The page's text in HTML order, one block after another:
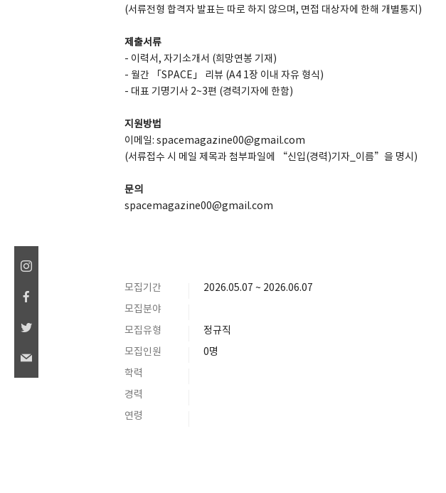
(서류전형 합격자 발표는 따로 하지 않으며, 면접 대상자에 한해 개별통지)
제출서류
- 이력서, 자기소개서 (희망연봉 기재)
- 월간 「SPACE」 리뷰 (A4 1장 이내 자유 형식)
- 대표 기명기사 2~3편 (경력기자에 한함)
지원방법
이메일: spacemagazine00@gmail.com
(서류접수 시 메일 제목과 첨부파일에 “신입(경력)기자_이름”을 명시)
문의
spacemagazine00@gmail.com
모집기간
2026.05.07 ~ 2026.06.07
모집분야
모집유형
정규직
모집인원
0명
학력
경력
연령